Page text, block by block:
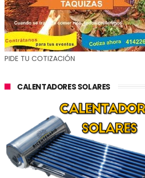
PIDE TU COTIZACIÓN
CALENTADORES SOLARES